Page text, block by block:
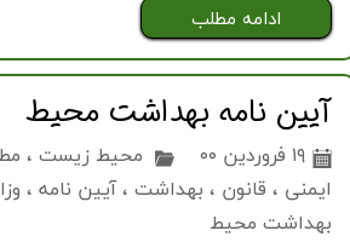
ادامه مطلب
آیین نامه بهداشت محیط
۱۹ فروردین ۰۰ محیط زیست ،
ایمنی ، قانون ، بهداشت ،آیین نامه ،
بهداشت محیط